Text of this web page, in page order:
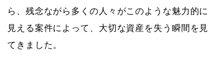
ら、残念ながら多くの人々がこのような魅力的に
見える案件によって、大切な資産を失う瞬間を見
てきました。